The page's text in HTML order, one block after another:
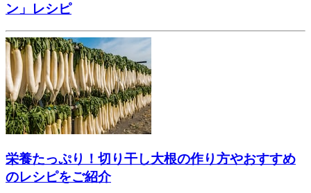
ン」レシピ
栄養たっぷり！切り干し大根の作り方やおすすめ
のレシピをご紹介